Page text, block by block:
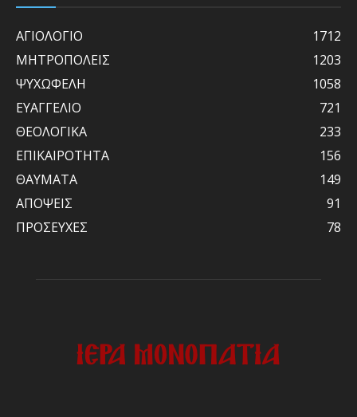
ΑΓΙΟΛΟΓΙΟ
1712
ΜΗΤΡΟΠΟΛΕΙΣ
1203
ΨΥΧΩΦΕΛΗ
1058
ΕΥΑΓΓΕΛΙΟ
721
ΘΕΟΛΟΓΙΚΑ
233
ΕΠΙΚΑΙΡΟΤΗΤΑ
156
ΘΑΥΜΑΤΑ
149
ΑΠΟΨΕΙΣ
91
ΠΡΟΣΕΥΧΕΣ
78